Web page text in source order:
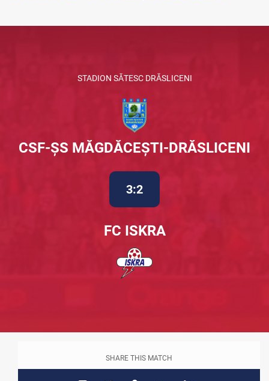
STADION SĂTESC DRĂSLICENI
CSF-ȘS MĂGDĂCEȘTI-DRĂSLICENI
3:2
FC ISKRA
SHARE THIS MATCH